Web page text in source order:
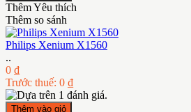
Thêm Yêu thích
Thêm so sánh
Philips Xenium X1560
..
0 ₫
Trước thuế: 0 ₫